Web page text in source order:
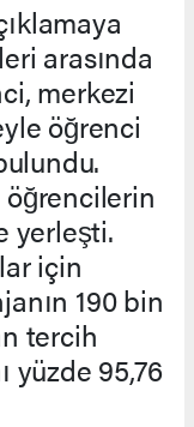
arasında
merkezi
öğrenci
yerleşti.
için
190 bin
tercih
yüzde 95,76